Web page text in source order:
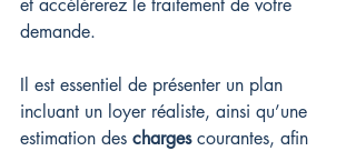
et accélérerez le traitement de votre
demande.
Il est essentiel de présenter un plan
incluant un loyer réaliste, ainsi qu’une
estimation des charges courantes, afin